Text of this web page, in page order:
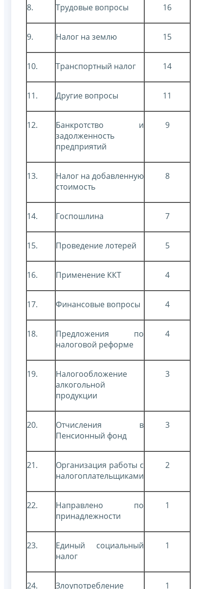
8. Трудовые вопросы 16
9. Налог на землю 15
10. Транспортный налог 14
11. Другие вопросы 11
12.
Банкротство и
задолженность
предприятий
9
13.
Налог на добавленную
стоимость
8
14. Госпошлина 7
15. Проведение лотерей 5
16. Применение ККТ 4
17. Финансовые вопросы 4
18.
Предложения по
налоговой реформе
4
19.
Налогообложение
алкогольной
продукции
3
20.
Отчисления в
Пенсионный фонд
3
21.
Организация работы с
налогоплательщиками
2
22.
Направлено по
принадлежности
1
23.
Единый социальный
налог
1
24. Злоупотребление 1